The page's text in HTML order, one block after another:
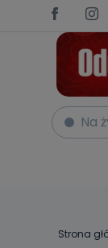
Na
Strona